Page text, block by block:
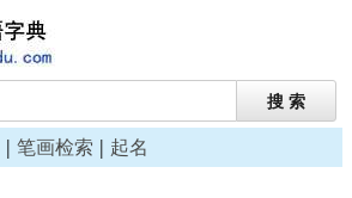
| 笔画检索 | 起名